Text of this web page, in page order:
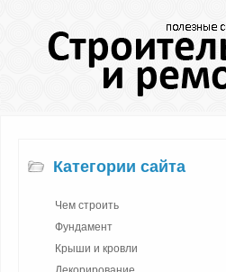
Категории сайта
Чем строить
Фундамент
Крыши и кровли